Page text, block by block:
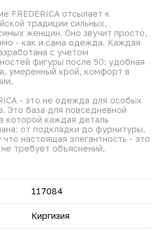
FREDERICA отсылает к
традиции сильных,
женщин. Оно звучит просто,
- как и сама одежда. Каждая
с учетом
фигуры после 50: удобная
умеренный крой, комфорт в
- это не одежда для особых
Это база для повседневной
которой каждая деталь
от подкладки до фурнитуры.
что настоящая элегантность - это
требует объяснений.
117084
Киргизия